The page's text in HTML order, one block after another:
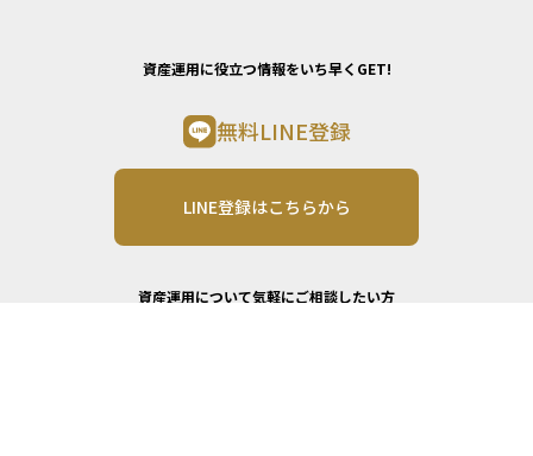
資産運用に役立つ情報をいち早くGET!
無料LINE登録
LINE登録はこちらから
資産運用について気軽にご相談したい方